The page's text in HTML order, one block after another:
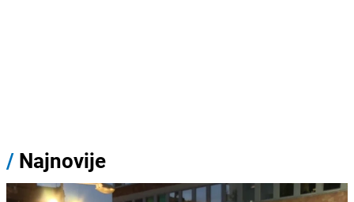
/ Najnovije